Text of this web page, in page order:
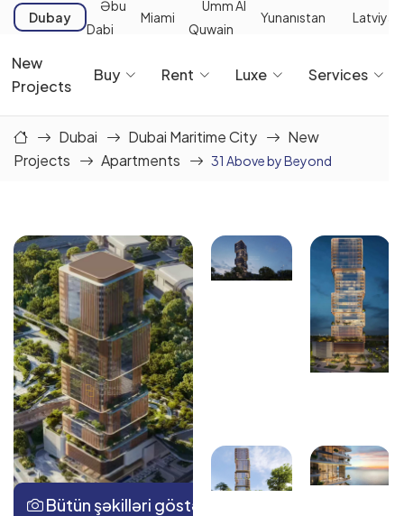
Dubay
Əbu
Dabi
Miami
Umm Al
Quwain
Yunanıstan Latviya
New
Projects
Buy Rent Luxe Services
Dubai Dubai Maritime City
New
Projects
Apartments 31 Above by Beyond
Bütün şəkilləri göstər